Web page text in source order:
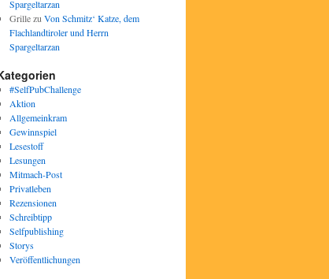
Spargeltarzan
Grillezu Von Schmitz‘ Katze, dem
Flachlandtiroler und Herrn
Spargeltarzan
#SelfPubChallenge
Aktion
Allgemeinkram
Gewinnspiel
Lesestoff
Lesungen
Mitmach-Post
Privatleben
Rezensionen
Schreibtipp
Selfpublishing
Storys
Veröffentlichungen